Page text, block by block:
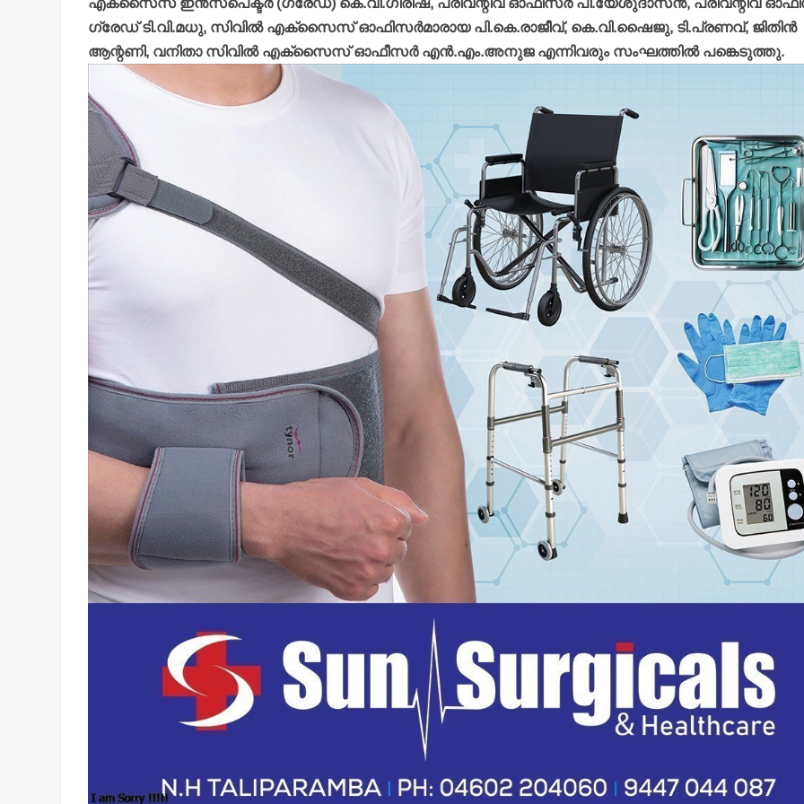
ഗ്രേഡ് ടി.വി.മധു, സിവില്‍ എക്‌സൈസ് ഓഫിസര്‍മാരായ പി.കെ.രാജീവ്, കെ.വി.ഷൈജു, ടി.പ്രണവ്, ജിതിന്‍
ആന്റണി, വനിതാ സിവില്‍ എക്സൈസ് ഓഫീസര്‍ എന്‍.എം.അനുജ എന്നിവരും സംഘത്തില്‍ പങ്കെടുത്തു.